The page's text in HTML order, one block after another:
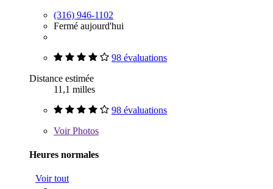
(316) 946-1102
Fermé aujourd'hui
98 évaluations
Distance estimée
11,1 milles
98 évaluations
VoirPhotos
Heures normales
Voir tout